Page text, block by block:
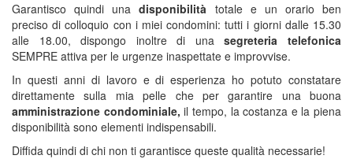
Garantisco quindi unadisponibilità totale e un orario ben
preciso di colloquio con i miei condomini: tutti i giorni dalle 15.30
alle 18.00, dispongo inoltre di unasegreteria telefonica
SEMPRE attiva per le urgenze inaspettate e improvvise.
In questi anni di lavoro e di esperienza ho potuto constatare
direttamente sulla mia pelle che per garantire una buona
amministrazione condominiale, il tempo, la costanza e la piena
disponibilità sono elementi indispensabili.
Diffida quindi di chi non ti garantisce queste qualità necessarie!